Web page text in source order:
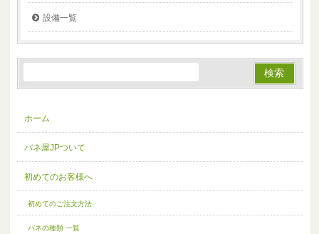
設備一覧
ホーム
バネ屋JPついて
初めてのお客様へ
初めてのご注文方法
バネの種類 一覧